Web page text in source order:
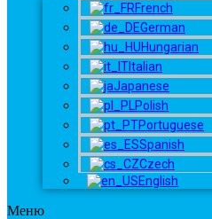
French
German
Hungarian
Italian
Japanese
Polish
Portuguese
Spanish
Czech
English
Меню